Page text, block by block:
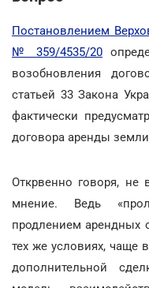
Постановлением
№ 359/4535/20
возобновления
статьей 33 Закона
фактически
договора аренды
Открвенно говоря, не
мнение. Ведь
продлением арендных
тех же условиях, чаще
дополнительной